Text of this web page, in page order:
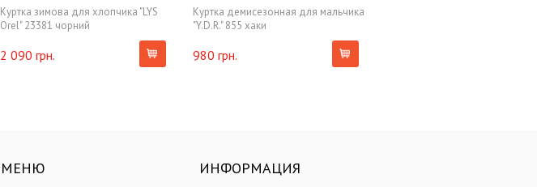
Куртка зимова для хлопчика "LYS
Orel" 23381 чорний
2 090 грн.
Куртка демисезонная для мальчика
"Y.D.R." 855 хаки
980 грн.
МЕНЮ ИНФОРМАЦИЯ